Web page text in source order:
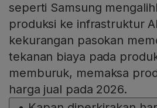
seperti Samsung
produksi ke infrastruktur
kekurangan pasokan
tekanan biaya pada
memburuk, memaksa
harga jual pada 2026.